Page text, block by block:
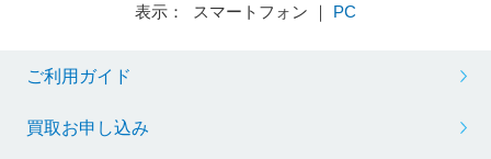
表示： スマートフォン ｜ PC
ご利用ガイド
買取お申し込み